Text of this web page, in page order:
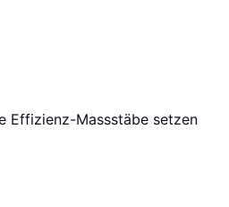
Effizienz-Massstäbe setzen